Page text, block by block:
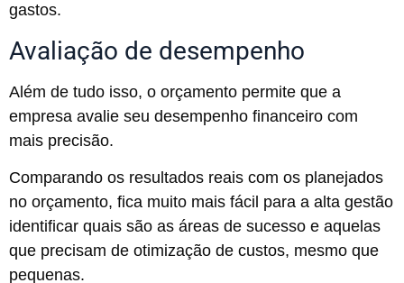
gastos.
Avaliação de desempenho
Além de tudo isso, o orçamento permite que a
empresa avalie seu desempenho financeiro com
mais precisão.
Comparando os resultados reais com os planejados
no orçamento, fica muito mais fácil para a alta gestão
identificar quais são as áreas de sucesso e aquelas
que precisam de otimização de custos, mesmo que
pequenas.